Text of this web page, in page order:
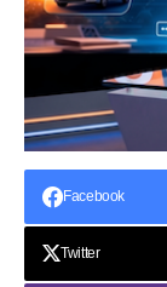
Facebook
Twitter